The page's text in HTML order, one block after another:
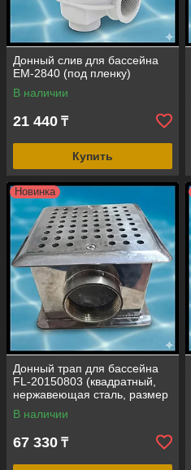
Донный слив для бассейна
EM-2840 (под пленку)
В наличии
21 440 ₸
Купить
Новинка
Донный трап для бассейна
FL-20150803 (квадратный,
нержавеющая сталь, размер
= 150х150x100 мм, под
бетон)
В наличии
67 330 ₸